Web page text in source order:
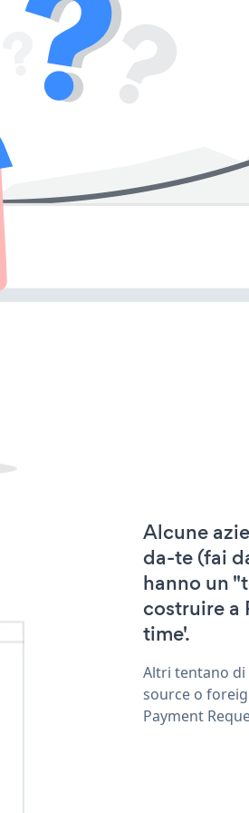
Alcune
da-te (fai
hanno un
costruire a
time'.
Altri tentano di
source o
Payment